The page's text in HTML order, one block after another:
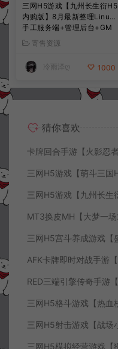
三网H5游戏【九州长生衍H5
内购版】8月最新整理Linux
手工服务端+管理后台+GM
授权后台+简易安卓客户端
+详细搭建教程+视频教程
寄售资源
冷雨泽ღ 1000
猜你喜欢